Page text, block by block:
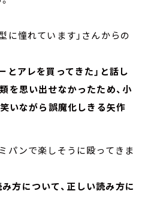
に憧れています」さんからの
とアレを買ってきた」と話し
を思い出せなかったため、小
笑いながら誤魔化しきる矢作
パンで楽しそうに殴ってきま
方について、正しい読み方に